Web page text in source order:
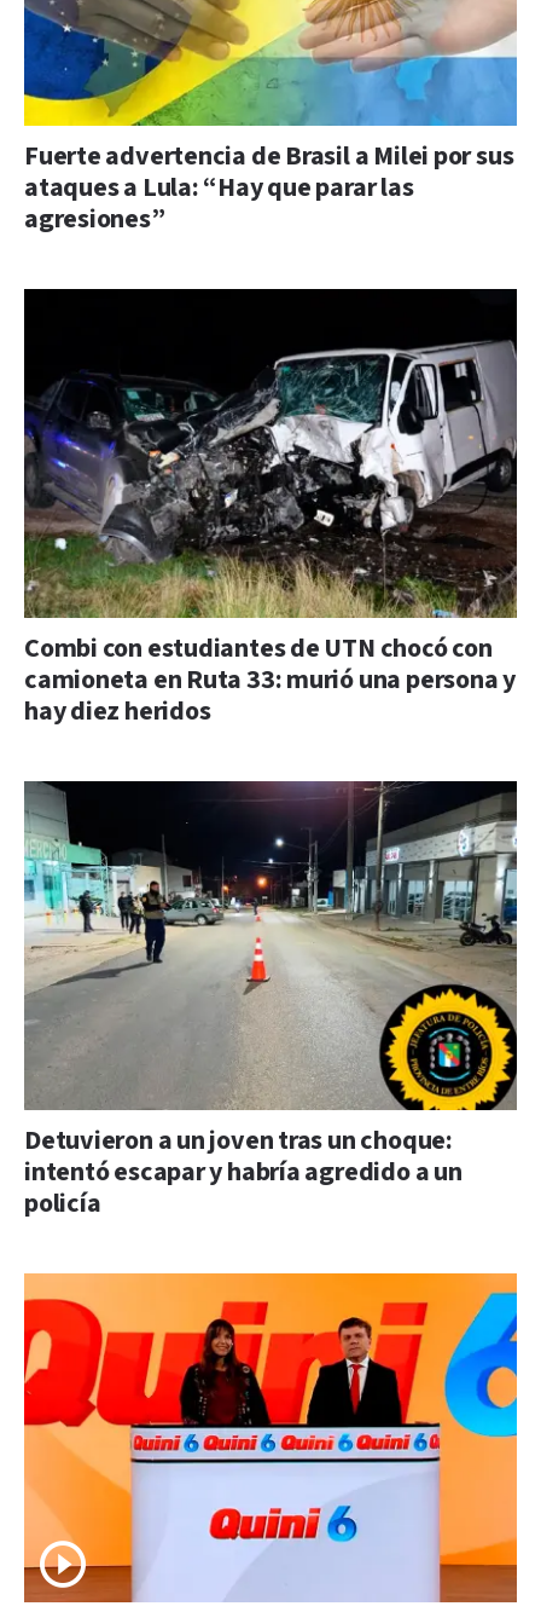
Fuerte advertencia de Brasil a Milei por sus
ataques a Lula: “Hay que parar las
agresiones”
Combi con estudiantes de UTN chocó con
camioneta en Ruta 33: murió una persona y
hay diez heridos
Detuvieron a un joven tras un choque:
intentó escapar y habría agredido a un
policía